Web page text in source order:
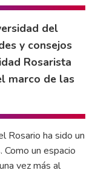
del
y consejos
Rosarista
marco de las
Rosario ha sido un
un espacio
vez más al